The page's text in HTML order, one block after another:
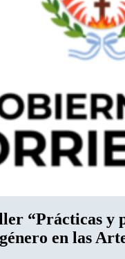
“Prácticas y
en las